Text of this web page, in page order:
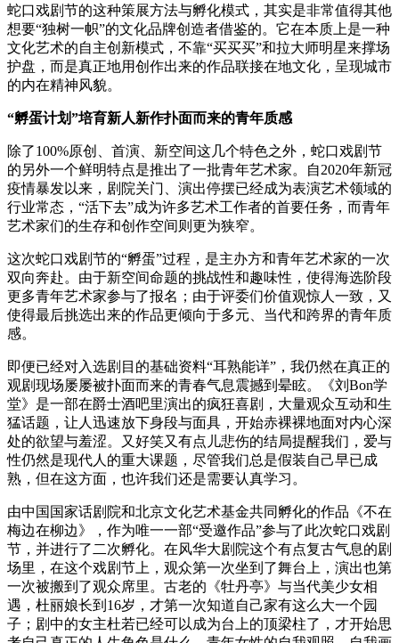
蛇口戏剧节的这种策展方法与孵化模式，其实是非常值得其他
想要“独树一帜”的文化品牌创造者借鉴的。它在本质上是一种
文化艺术的自主创新模式，不靠“买买买”和拉大师明星来撑场
护盘，而是真正地用创作出来的作品联接在地文化，呈现城市
的内在精神风貌。
“孵蛋计划”培育新人新作扑面而来的青年质感
除了100%原创、首演、新空间这几个特色之外，蛇口戏剧节
的另外一个鲜明特点是推出了一批青年艺术家。自2020年新冠
疫情暴发以来，剧院关门、演出停摆已经成为表演艺术领域的
行业常态，“活下去”成为许多艺术工作者的首要任务，而青年
艺术家们的生存和创作空间则更为狭窄。
这次蛇口戏剧节的“孵蛋”过程，是主办方和青年艺术家的一次
双向奔赴。由于新空间命题的挑战性和趣味性，使得海选阶段
更多青年艺术家参与了报名；由于评委们价值观惊人一致，又
使得最后挑选出来的作品更倾向于多元、当代和跨界的青年质
感。
即便已经对入选剧目的基础资料“耳熟能详”，我仍然在真正的
观剧现场屡屡被扑面而来的青春气息震撼到晕眩。《刘Bon学
堂》是一部在爵士酒吧里演出的疯狂喜剧，大量观众互动和生
猛话题，让人迅速放下身段与面具，开始赤裸裸地面对内心深
处的欲望与羞涩。又好笑又有点儿悲伤的结局提醒我们，爱与
性仍然是现代人的重大课题，尽管我们总是假装自己早已成
熟，但在这方面，也许我们还是需要认真学习。
由中国国家话剧院和北京文化艺术基金共同孵化的作品《不在
梅边在柳边》，作为唯一一部“受邀作品”参与了此次蛇口戏剧
节，并进行了二次孵化。在风华大剧院这个有点复古气息的剧
场里，在这个戏剧节上，观众第一次坐到了舞台上，演出也第
一次被搬到了观众席里。古老的《牡丹亭》与当代美少女相
遇，杜丽娘长到16岁，才第一次知道自己家有这么大一个园
子；剧中的女主杜若已经可以成为台上的顶梁柱了，才开始思